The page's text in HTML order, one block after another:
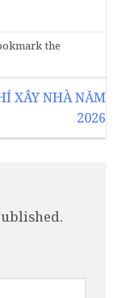
the
XÂY NHÀ NĂM
2026